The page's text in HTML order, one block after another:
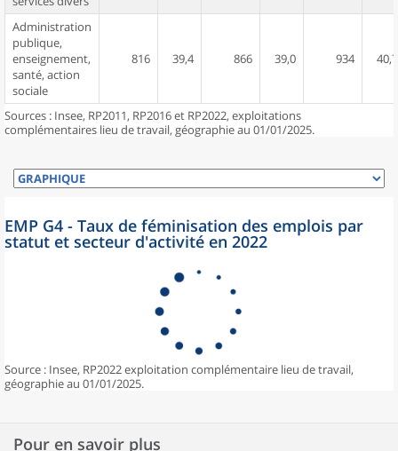
Administration
publique,
enseignement,
santé, action
sociale
816 39,4 866 39,0 934 40,7
Sources : Insee, RP2011, RP2016 et RP2022, exploitations
complémentaires lieu de travail, géographie au 01/01/2025.
EMP G4 - Taux de féminisation des emplois par
statut et secteur d'activité en 2022
Source : Insee, RP2022 exploitation complémentaire lieu de travail,
géographie au 01/01/2025.
Pour en savoir plus